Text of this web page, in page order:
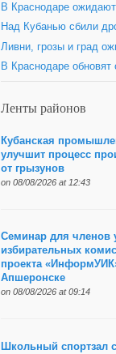
В Краснодаре
Над Кубанью сбили
Ливни, грозы и град
В Краснодаре
Ленты районов
Кубанская
улучшит процесс
от грызунов
on 08/08/2026 at 12:43
Семинар для членов
избирательных
проекта
Апшеронске
on 08/08/2026 at 09:14
Школьный спортзал